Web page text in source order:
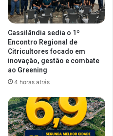
Cassilândia sedia o 1º
Encontro Regional de
Citricultores focado em
inovação, gestão e combate
ao Greening
4 horas atrás